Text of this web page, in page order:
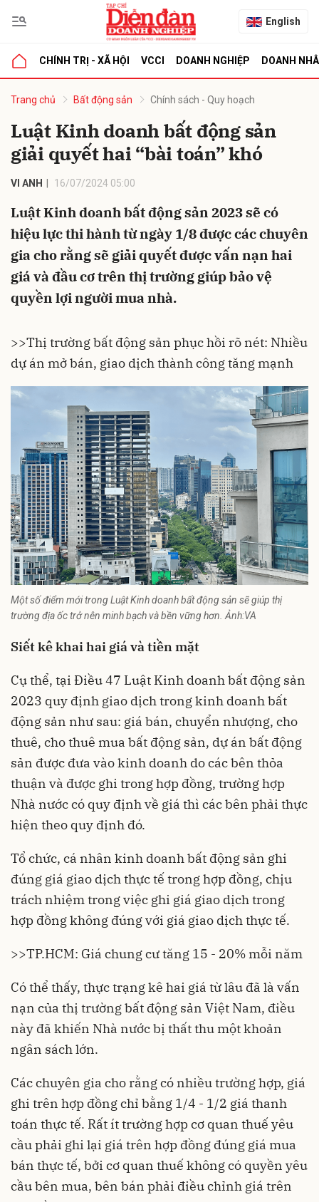
English
CHÍNH TRỊ - XÃ HỘI VCCI DOANH NGHIỆP DOANH
Trang chủ Bất động sản Chính sách - Quy hoạch
Luật Kinh doanh bất động sản
giải quyết hai “bài toán” khó
VI ANH 16/07/2024 05:00
Luật Kinh doanh bất động sản 2023 sẽ có
hiệu lực thi hành từ ngày 1/8 được các chuyên
gia cho rằng sẽ giải quyết được vấn nạn hai
giá và đầu cơ trên thị trường giúp bảo vệ
quyền lợi người mua nhà.
>>Thị trường bất động sản phục hồi rõ nét: Nhiều
dự án mở bán, giao dịch thành công tăng mạnh
Một số điểm mới trong Luật Kinh doanh bất động sản sẽ giúp thị
trường địa ốc trở nên minh bạch và bền vững hơn. Ảnh:VA
Siết kê khai hai giá và tiền mặt
Cụ thể, tại Điều 47 Luật Kinh doanh bất động sản
2023 quy định giao dịch trong kinh doanh bất
động sản như sau: giá bán, chuyển nhượng, cho
thuê, cho thuê mua bất động sản, dự án bất động
sản được đưa vào kinh doanh do các bên thỏa
thuận và được ghi trong hợp đồng, trường hợp
Nhà nước có quy định về giá thì các bên phải thực
hiện theo quy định đó.
Tổ chức, cá nhân kinh doanh bất động sản ghi
đúng giá giao dịch thực tế trong hợp đồng, chịu
trách nhiệm trong việc ghi giá giao dịch trong
hợp đồng không đúng với giá giao dịch thực tế.
>>TP.HCM: Giá chung cư tăng 15 - 20% mỗi năm
Có thể thấy, thực trạng kê hai giá từ lâu đã là vấn
nạn của thị trường bất động sản Việt Nam, điều
này đã khiến Nhà nước bị thất thu một khoản
ngân sách lớn.
Các chuyên gia cho rằng có nhiều trường hợp, giá
ghi trên hợp đồng chỉ bằng 1/4 - 1/2 giá thanh
toán thực tế. Rất ít trường hợp cơ quan thuế yêu
cầu phải ghi lại giá trên hợp đồng đúng giá mua
bán thực tế, bởi cơ quan thuế không có quyền yêu
cầu bên mua, bên bán phải điều chỉnh giá trên
luận
Hủy